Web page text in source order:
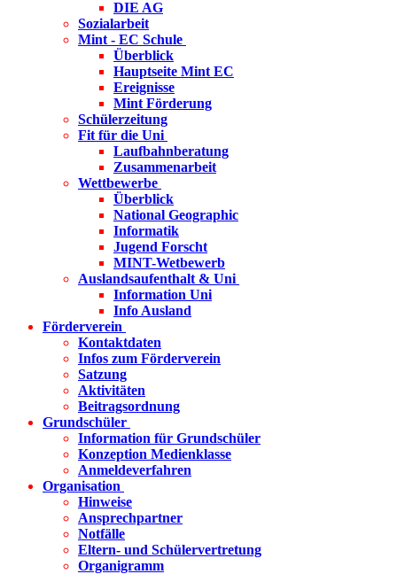
DIE AG
Sozialarbeit
Mint - EC Schule
Überblick
Hauptseite Mint EC
Ereignisse
Mint Förderung
Schülerzeitung
Fit für die Uni
Laufbahnberatung
Zusammenarbeit
Wettbewerbe
Überblick
National Geographic
Informatik
Jugend Forscht
MINT-Wetbewerb
Auslandsaufenthalt & Uni
Information Uni
Info Ausland
Förderverein
Kontaktdaten
Infos zum Förderverein
Satzung
Aktivitäten
Beitragsordnung
Grundschüler
Information für Grundschüler
Konzeption Medienklasse
Anmeldeverfahren
Organisation
Hinweise
Ansprechpartner
Notfälle
Eltern- und Schülervertretung
Organigramm